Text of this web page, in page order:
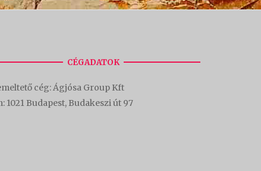
CÉGADATOK
cég: Ágjósa Group Kft
1021 Budapest, Budakeszi út 97